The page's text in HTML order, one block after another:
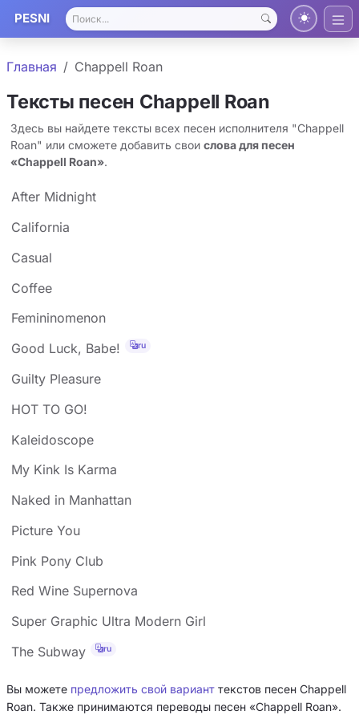
PESNI
Главная Chappell Roan
Тексты песен Chappell Roan
Здесь вы найдете тексты всех песен исполнителя "Chappell
Roan" или сможете добавить свои слова для песен
«Chappell Roan».
After Midnight
California
Casual
Coffee
Femininomenon
Good Luck, Babe!
ru
Guilty Pleasure
HOT TO GO!
Kaleidoscope
My Kink Is Karma
Naked in Manhattan
Picture You
Pink Pony Club
Red Wine Supernova
Super Graphic Ultra Modern Girl
The Subway
ru
Вы можете предложить свой вариант текстов песен Chappell
Roan. Также принимаются переводы песен «Chappell Roan».